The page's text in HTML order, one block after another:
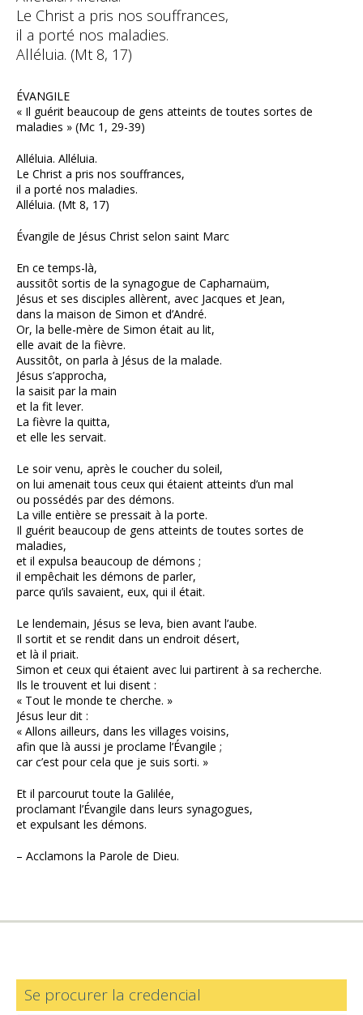
Le Christ a pris nos souffrances,
il a porté nos maladies.
Alléluia. (Mt 8, 17)
ÉVANGILE
« Il guérit beaucoup de gens atteints de toutes sortes de
maladies » (Mc 1, 29-39)
Alléluia. Alléluia.
Le Christ a pris nos souffrances,
il a porté nos maladies.
Alléluia. (Mt 8, 17)
Évangile de Jésus Christ selon saint Marc
En ce temps-là,
aussitôt sortis de la synagogue de Capharnaüm,
Jésus et ses disciples allèrent, avec Jacques et Jean,
dans la maison de Simon et d’André.
Or, la belle-mère de Simon était au lit,
elle avait de la fièvre.
Aussitôt, on parla à Jésus de la malade.
Jésus s’approcha,
la saisit par la main
et la fit lever.
La fièvre la quitta,
et elle les servait.
Le soir venu, après le coucher du soleil,
on lui amenait tous ceux qui étaient atteints d’un mal
ou possédés par des démons.
La ville entière se pressait à la porte.
Il guérit beaucoup de gens atteints de toutes sortes de
maladies,
et il expulsa beaucoup de démons ;
il empêchait les démons de parler,
parce qu’ils savaient, eux, qui il était.
Le lendemain, Jésus se leva, bien avant l’aube.
Il sortit et se rendit dans un endroit désert,
et là il priait.
Simon et ceux qui étaient avec lui partirent à sa recherche.
Ils le trouvent et lui disent :
« Tout le monde te cherche. »
Jésus leur dit :
« Allons ailleurs, dans les villages voisins,
afin que là aussi je proclame l’Évangile ;
car c’est pour cela que je suis sorti. »
Et il parcourut toute la Galilée,
proclamant l’Évangile dans leurs synagogues,
et expulsant les démons.
– Acclamons la Parole de Dieu.
Se procurer la credencial